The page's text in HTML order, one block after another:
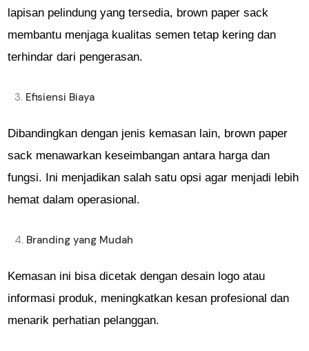
lapisan pelindung yang tersedia, brown paper sack
membantu menjaga kualitas semen tetap kering dan
terhindar dari pengerasan.
Efisiensi Biaya
Dibandingkan dengan jenis kemasan lain, brown paper
sack menawarkan keseimbangan antara harga dan
fungsi. Ini menjadikan salah satu opsi agar menjadi lebih
hemat dalam operasional.
Branding yang Mudah
Kemasan ini bisa dicetak dengan desain logo atau
informasi produk, meningkatkan kesan profesional dan
menarik perhatian pelanggan.